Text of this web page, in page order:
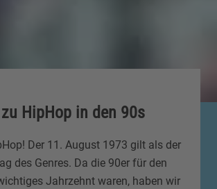
HipHop in den 90s
Der 11. August 1973 gilt als der
des Genres. Da die 90er für den
Jahrzehnt waren, haben wir